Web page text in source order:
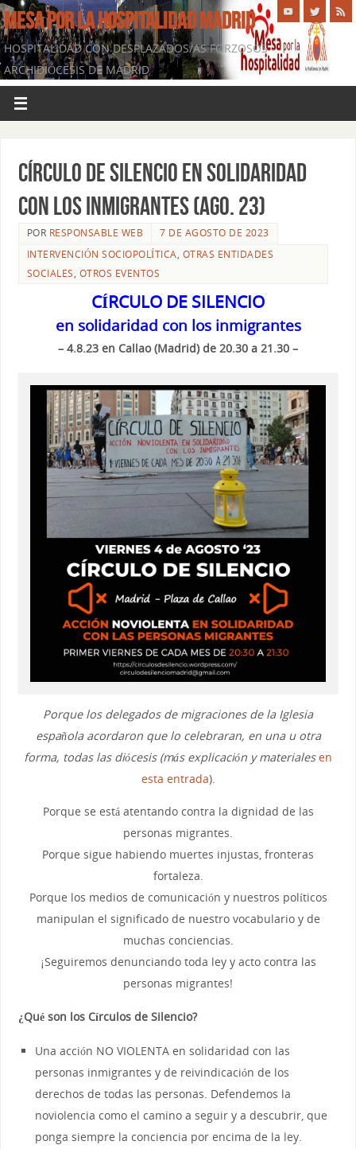
MESA POR LA HOSPITALIDAD MADRID
HOSPITALIDAD CON DESPLAZADOS/AS FORZOSOS -
ARCHIDIÓCESIS DE MADRID
CÍRCULO DE SILENCIO en solidaridad
con los inmigrantes (ago. 23)
POR RESPONSABLE WEB
7 DE AGOSTO DE 2023
INTERVENCIÓN SOCIOPOLÍTICA, OTRAS ENTIDADES
SOCIALES, OTROS EVENTOS
CÍRCULO DE SILENCIO
en solidaridad con los inmigrantes
– 4.8.23 en Callao (Madrid) de 20.30 a 21.30 –
Porque los delegados de migraciones de la Iglesia
española acordaron que lo celebraran, en una u otra
forma, todas las diócesis (más explicación y materiales en
esta entrada).
Porque se está atentando contra la dignidad de las
personas migrantes.
Porque sigue habiendo muertes injustas, fronteras
fortaleza.
Porque los medios de comunicación y nuestros políticos
manipulan el significado de nuestro vocabulario y de
muchas conciencias.
¡Seguiremos denunciando toda ley y acto contra las
personas migrantes!
¿Qué son los Círculos de Silencio?
Una acción NO VIOLENTA en solidaridad con las
personas inmigrantes y de reivindicación de los
derechos de todas las personas. Defendemos la
noviolencia como el camino a seguir y a descubrir, que
ponga siempre la conciencia por encima de la ley.